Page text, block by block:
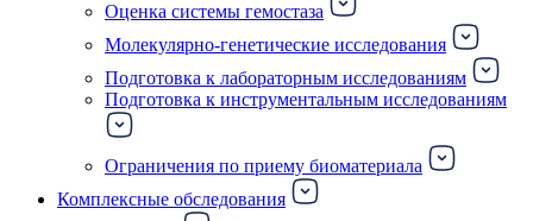
Оценка системы гемостаза
Молекулярно-генетические исследования
Подготовка к лабораторным исследованиям
Подготовка к инструментальным исследованиям
Ограничения по приему биоматериала
Комплексные обследования